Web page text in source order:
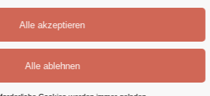
consectetuer adipiscing elit.
eget dolor. Aenean massa.